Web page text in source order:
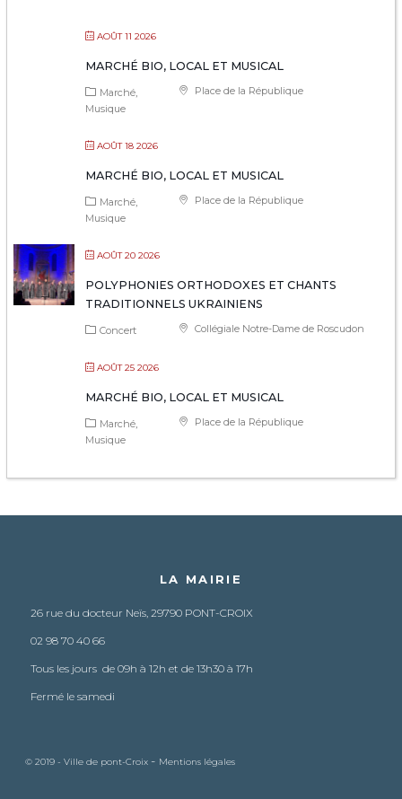
AOÛT 11 2026
MARCHÉ BIO, LOCAL ET MUSICAL
Place de la République
Marché
Musique
AOÛT 18 2026
MARCHÉ BIO, LOCAL ET MUSICAL
Place de la République
Marché
Musique
AOÛT 20 2026
POLYPHONIES ORTHODOXES ET CHANTS
TRADITIONNELS UKRAINIENS
Collégiale Notre-Dame de Roscudon
Concert
AOÛT 25 2026
MARCHÉ BIO, LOCAL ET MUSICAL
Place de la République
Marché
Musique
LA MAIRIE
26 rue du docteur Neïs, 29790 PONT-CROIX
02 98 70 40 66
Tous les jours de 09h à 12h et de 13h30 à 17h
Fermé le samedi
© 2019 - Ville de pont-Croix - Mentions légales